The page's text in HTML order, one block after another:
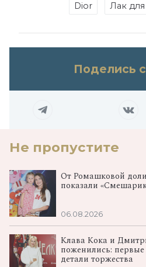
Dior Лак
Поделись
Не пропустите
От Ромашковой
показали
06.08.2026
Клава Кока и
поженились:
детали торжества